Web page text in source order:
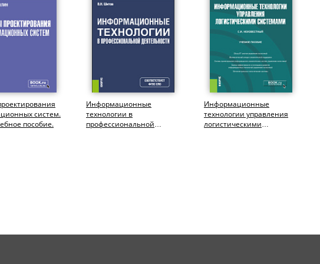
систем.
пособие.
Информационные
технологии в
профессиональной
Информационные
технологии управления
логистическими